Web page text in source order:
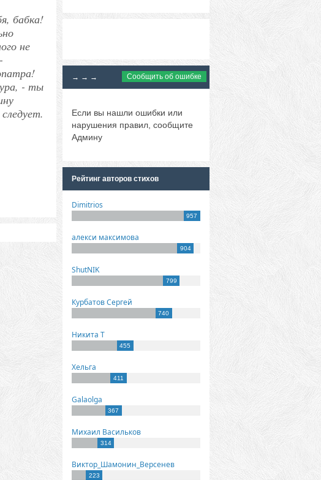
бабка!
не
- ты
→ → → Сообщить об ошибке
Если вы нашли ошибки или
нарушения правил, сообщите
Админу
Рейтинг авторов стихов
Dimitrios
957
алекси максимова
904
ShutNIK
799
Курбатов Сергей
740
Никита Т
455
Хельга
411
Galaolga
367
Михаил Васильков
314
Виктор_Шамонин_Версенев
223